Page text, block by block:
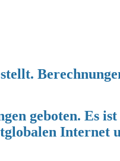
geboten. Es
Internet